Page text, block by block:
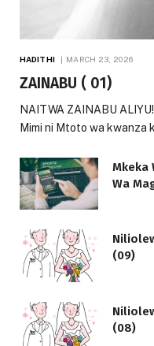
HADITHI MARCH 23, 2026
ZAINABU ( 01)
NAITWA ZAINABU
Mimi ni Mtoto wa kwanza
Mkeka
Wa
(09)
(08)